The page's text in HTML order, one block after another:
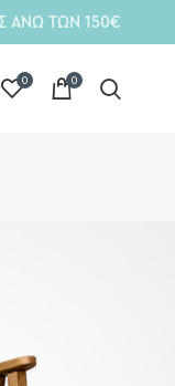
ΑΝΩ ΤΩΝ 150€
0 0